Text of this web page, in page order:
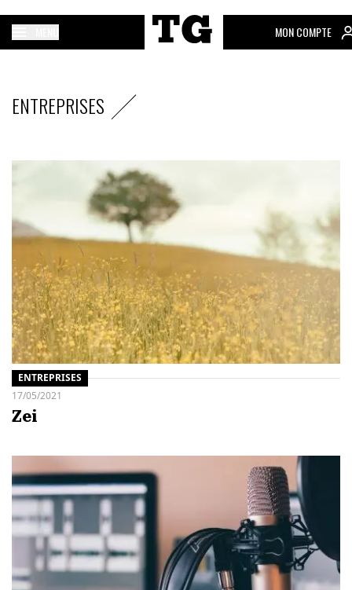
MON COMPTE
ENTREPRISES
ENTREPRISES
17/05/2021
Zei